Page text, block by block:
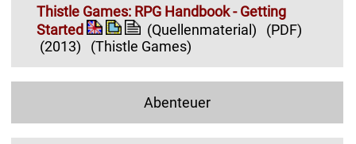
Thistle Games: RPG Handbook - Getting
Started
(Quellenmaterial)
(PDF)
(2013)
(Thistle Games)
Abenteuer